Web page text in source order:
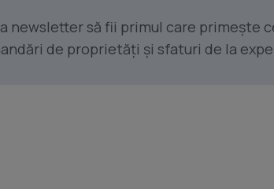
newsletter să fii primul care primește
de proprietăți și sfaturi de la